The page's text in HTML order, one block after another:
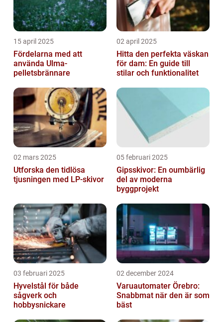
15 april 2025
Fördelarna med att
använda Ulma-
pelletsbrännare
02 april 2025
Hitta den perfekta väskan
för dam: En guide till
stilar och funktionalitet
02 mars 2025
Utforska den tidlösa
tjusningen med LP-skivor
05 februari 2025
Gipsskivor: En oumbärlig
del av moderna
byggprojekt
03 februari 2025
Hyvelstål för både
sågverk och
hobbysnickare
02 december 2024
Varuautomater Örebro:
Snabbmat när den är som
bäst